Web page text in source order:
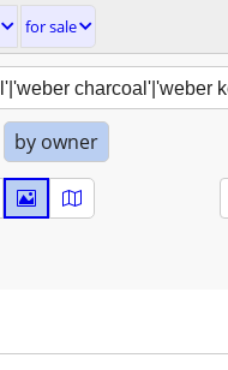
for sale
by owner